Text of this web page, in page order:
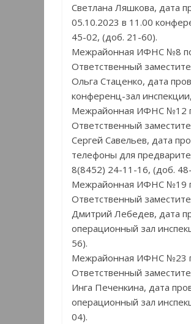
Светлана Ляшкова, дата
05.10.2023 в 11.00
45-02, (доб. 21-60).
Межрайонная ИФНС №8 по
Ответственный
Ольга Стаценко, дата
конференц-зал
Межрайонная ИФНС №12
Ответственный
Сергей Савельев, дата
телефоны для
8(8452) 24-11-16, (доб.
Межрайонная ИФНС №19
Ответственный
Дмитрий Лебедев, дата
операционный зал
56).
Межрайонная ИФНС №23
Ответственный
Инга Печенкина, дата
операционный зал
04).